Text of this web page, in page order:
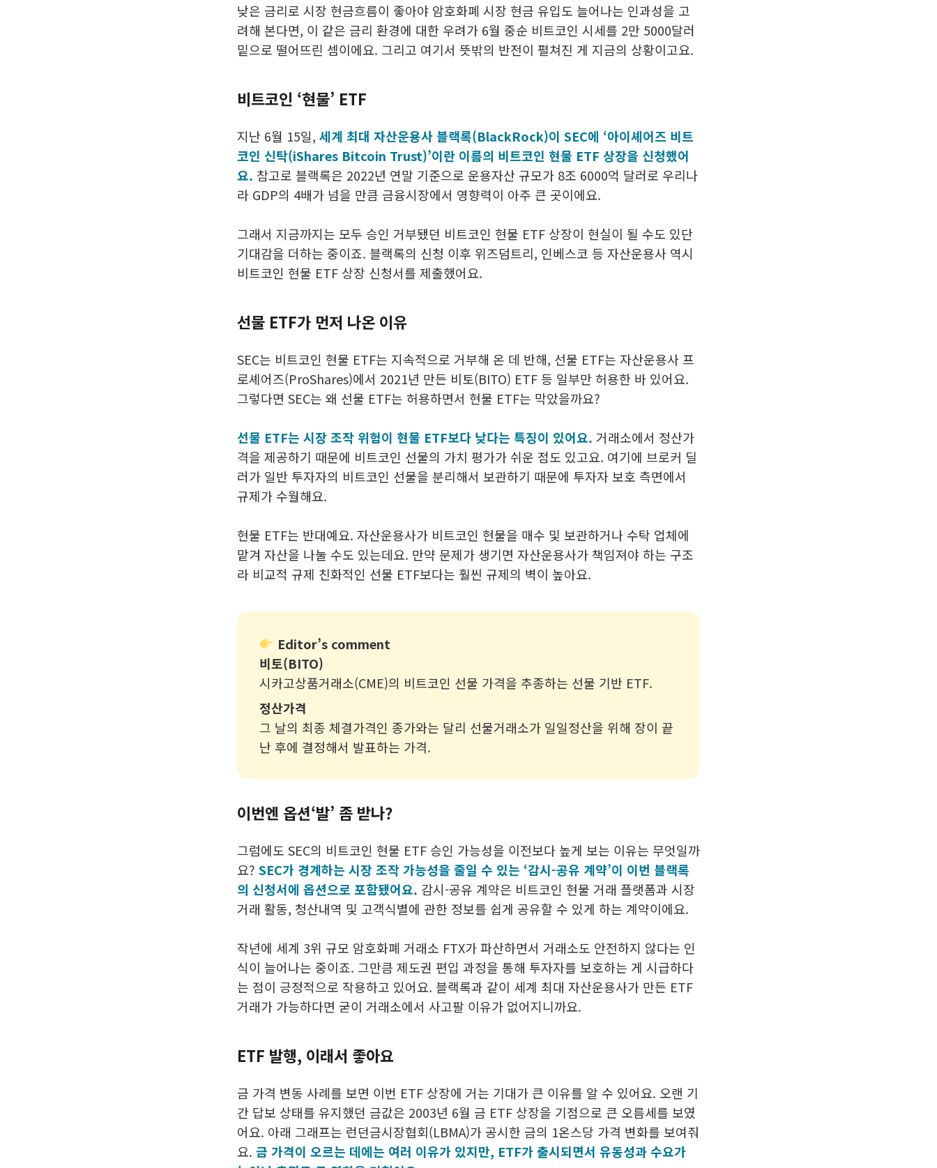
낮은 금리로 시장 현금흐름이 좋아야 암호화폐 시장 현금 유입도 늘어나는 인과성을 고
려해 본다면, 이 같은 금리 환경에 대한 우려가 6월 중순 비트코인 시세를 2만 5000달러
밑으로 떨어뜨린 셈이에요. 그리고 여기서 뜻밖의 반전이 펼쳐진 게 지금의 상황이고요.
비트코인 ‘현물’ ETF
지난 6월 15일, 세계 최대 자산운용사 블랙록(BlackRock)이 SEC에 ‘아이셰어즈 비트
코인 신탁(iShares Bitcoin Trust)’이란 이름의 비트코인 현물 ETF 상장을 신청했어
요. 참고로 블랙록은 2022년 연말 기준으로 운용자산 규모가 8조 6000억 달러로 우리나
라 GDP의 4배가 넘을 만큼 금융시장에서 영향력이 아주 큰 곳이에요.
그래서 지금까지는 모두 승인 거부됐던 비트코인 현물 ETF 상장이 현실이 될 수도 있단
기대감을 더하는 중이죠. 블랙록의 신청 이후 위즈덤트리, 인베스코 등 자산운용사 역시
비트코인 현물 ETF 상장 신청서를 제출했어요.
선물 ETF가 먼저 나온 이유
SEC는 비트코인 현물 ETF는 지속적으로 거부해 온 데 반해, 선물 ETF는 자산운용사 프
로셰어즈(ProShares)에서 2021년 만든 비토(BITO) ETF 등 일부만 허용한 바 있어요.
그렇다면 SEC는 왜 선물 ETF는 허용하면서 현물 ETF는 막았을까요?
선물 ETF는 시장 조작 위험이 현물 ETF보다 낮다는 특징이 있어요. 거래소에서 정산가
격을 제공하기 때문에 비트코인 선물의 가치 평가가 쉬운 점도 있고요. 여기에 브로커 딜
러가 일반 투자자의 비트코인 선물을 분리해서 보관하기 때문에 투자자 보호 측면에서
규제가 수월해요.
현물 ETF는 반대예요. 자산운용사가 비트코인 현물을 매수 및 보관하거나 수탁 업체에
맡겨 자산을 나눌 수도 있는데요. 만약 문제가 생기면 자산운용사가 책임져야 하는 구조
라 비교적 규제 친화적인 선물 ETF보다는 훨씬 규제의 벽이 높아요.
Editor’s comment
비토(BITO)
시카고상품거래소(CME)의 비트코인 선물 가격을 추종하는 선물 기반 ETF.
정산가격
그 날의 최종 체결가격인 종가와는 달리 선물거래소가 일일정산을 위해 장이 끝
난 후에 결정해서 발표하는 가격.
이번엔 옵션‘발’ 좀 받나?
그럼에도 SEC의 비트코인 현물 ETF 승인 가능성을 이전보다 높게 보는 이유는 무엇일까
요? SEC가 경계하는 시장 조작 가능성을 줄일 수 있는 ‘감시-공유 계약’이 이번 블랙록
의 신청서에 옵션으로 포함됐어요. 감시-공유 계약은 비트코인 현물 거래 플랫폼과 시장
거래 활동, 청산내역 및 고객식별에 관한 정보를 쉽게 공유할 수 있게 하는 계약이에요.
작년에 세계 3위 규모 암호화폐 거래소 FTX가 파산하면서 거래소도 안전하지 않다는 인
식이 늘어나는 중이죠. 그만큼 제도권 편입 과정을 통해 투자자를 보호하는 게 시급하다
는 점이 긍정적으로 작용하고 있어요. 블랙록과 같이 세계 최대 자산운용사가 만든 ETF
거래가 가능하다면 굳이 거래소에서 사고팔 이유가 없어지니까요.
ETF 발행, 이래서 좋아요
금 가격 변동 사례를 보면 이번 ETF 상장에 거는 기대가 큰 이유를 알 수 있어요. 오랜 기
간 답보 상태를 유지했던 금값은 2003년 6월 금 ETF 상장을 기점으로 큰 오름세를 보였
어요. 아래 그래프는 런던금시장협회(LBMA)가 공시한 금의 1온스당 가격 변화를 보여줘
요. 금 가격이 오르는 데에는 여러 이유가 있지만, ETF가 출시되면서 유동성과 수요가